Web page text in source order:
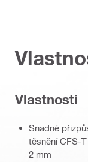
Vlastnosti
Snadné
těsnění CFS-
2 mm